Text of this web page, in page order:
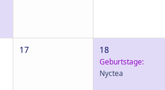
17 18
Geburtstage:
Nyctea